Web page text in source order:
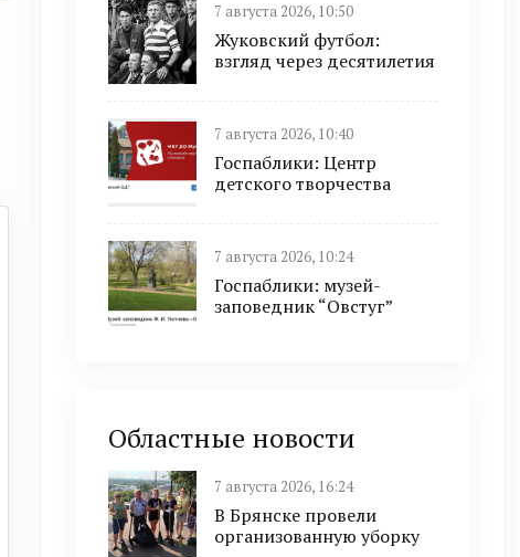
7 августа 2026, 10:50
Жуковский футбол:
взгляд через десятилетия
7 августа 2026, 10:40
Госпаблики: Центр
детского творчества
7 августа 2026, 10:24
Госпаблики: музей-
заповедник “Овстуг”
Областные новости
7 августа 2026, 16:24
В Брянске провели
организованную уборку